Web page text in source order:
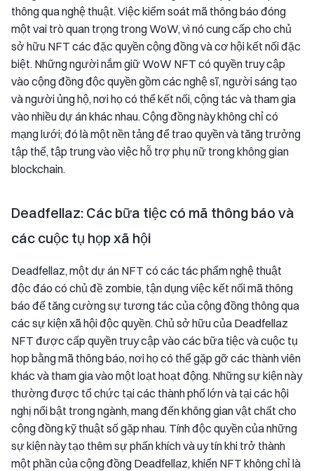
thông qua nghệ thuật. Việc kiểm soát mã thông báo đóng
một vai trò quan trọng trong WoW, vì nó cung cấp cho chủ
sở hữu NFT các đặc quyền cộng đồng và cơ hội kết nối đặc
biệt. Những người nắm giữ WoW NFT có quyền truy cập
vào cộng đồng độc quyền gồm các nghệ sĩ, người sáng tạo
và người ủng hộ, nơi họ có thể kết nối, cộng tác và tham gia
vào nhiều dự án khác nhau. Cộng đồng này không chỉ có
mạng lưới; đó là một nền tảng để trao quyền và tăng trưởng
tập thể, tập trung vào việc hỗ trợ phụ nữ trong không gian
blockchain.
Deadfellaz: Các bữa tiệc có mã thông báo và
các cuộc tụ họp xã hội
Deadfellaz, một dự án NFT có các tác phẩm nghệ thuật
độc đáo có chủ đề zombie, tận dụng việc kết nối mã thông
báo để tăng cường sự tương tác của cộng đồng thông qua
các sự kiện xã hội độc quyền. Chủ sở hữu của Deadfellaz
NFT được cấp quyền truy cập vào các bữa tiệc và cuộc tụ
họp bằng mã thông báo, nơi họ có thể gặp gỡ các thành viên
khác và tham gia vào một loạt hoạt động. Những sự kiện này
thường được tổ chức tại các thành phố lớn và tại các hội
nghị nổi bật trong ngành, mang đến không gian vật chất cho
cộng đồng kỹ thuật số gặp nhau. Tính độc quyền của những
sự kiện này tạo thêm sự phấn khích và uy tín khi trở thành
một phần của cộng đồng Deadfellaz, khiến NFT không chỉ là